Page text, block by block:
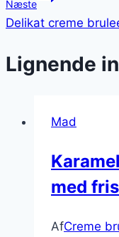
Næste
Delikat creme
Lignende
Mad
med
AfCreme